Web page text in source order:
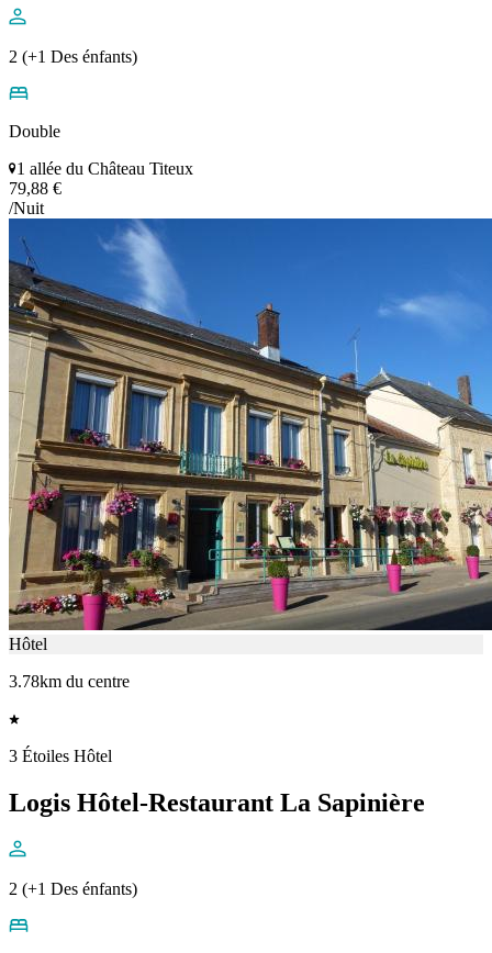
2 (+1 Des énfants)
Double
1 allée du Château Titeux
79,88 €
/Nuit
Hôtel
3.78km du centre
3 Étoiles Hôtel
Logis Hôtel-Restaurant La Sapinière
2 (+1 Des énfants)